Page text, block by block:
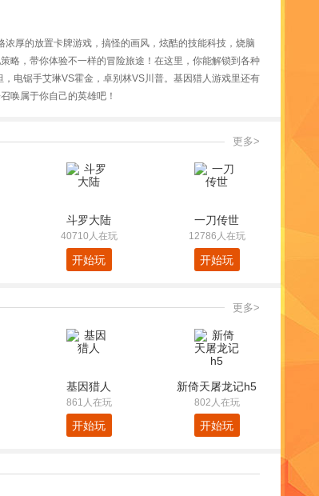
厚的放置卡牌游戏，搞怪的画风，炫酷的技能科技，烧脑
略，带你体验不一样的冒险旅途！在这里，你能解锁到各种
电锯手艾琳VS霍金，卓别林VS川普。基因猎人游戏里还有
唤属于你自己的英雄吧！
更多>
斗罗大陆
40710人在玩
开始玩
一刀传世
12786人在玩
开始玩
更多>
基因猎人
861人在玩
开始玩
新倚天屠龙记h5
802人在玩
开始玩